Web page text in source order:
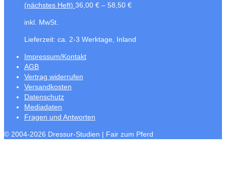
(nächstes Heft) 36,00 € – 58,50 €
inkl. MwSt.
Lieferzeit: ca. 2-3 Werktage, Inland
Impressum/Kontakt
AGB
Vertrag widerrufen
Versandkosten
Datenschutz
Mediadaten
Fragen und Antworten
© 2004-2026 Dressur-Studien | Fair zum Pferd